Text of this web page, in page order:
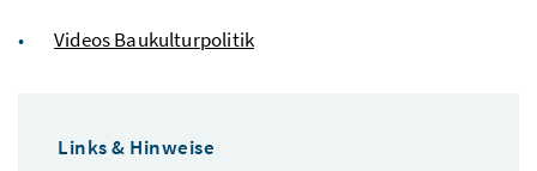
Videos Baukulturpolitik
Links & Hinweise